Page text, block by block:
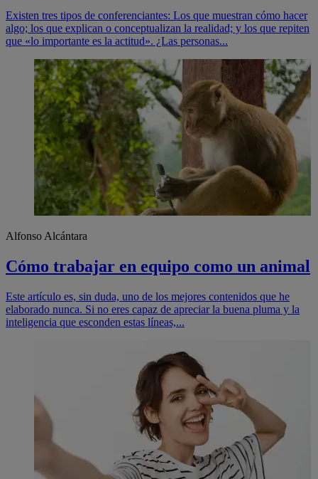
Existen tres tipos de conferenciantes: Los que muestran cómo hacer
algo; los que explican o conceptualizan la realidad; y los que repiten
que «lo importante es la actitud». ¿Las personas...
Alfonso Alcántara
Cómo trabajar en equipo como un animal
Este artículo es, sin duda, uno de los mejores contenidos que he
elaborado nunca. Si no eres capaz de apreciar la buena pluma y la
inteligencia que esconden estas líneas,...